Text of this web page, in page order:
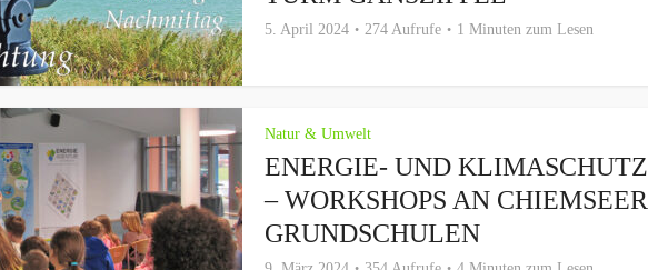
5. April 2024 274 Aufrufe 1 Minuten zum Lesen
Natur & Umwelt
ENERGIE- UND KLIMASCHUTZ
– WORKSHOPS AN CHIEMSEER
GRUNDSCHULEN